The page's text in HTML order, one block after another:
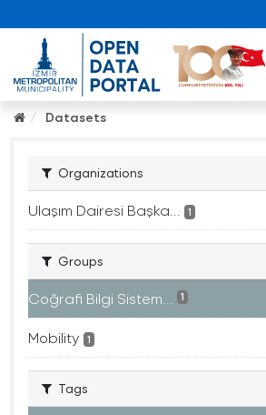
Datasets
Organizations
Ulaşım Dairesi Başka... 1
Groups
Coğrafi Bilgi Sistem... 1
Mobility 1
Tags